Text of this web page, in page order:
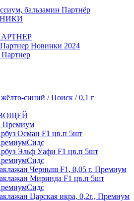
бальзамин Партнёр
Новинки 2024
синий / Поиск / 0,1 г
Премиум
Осман F1 цв.п 5шт
Эльф Уафи F1 цв.п 5шт
Черныш F1, 0,05 г. Премиум
Миринда F1 цв.п 5шт
Царская икра, 0,2г., Премиум